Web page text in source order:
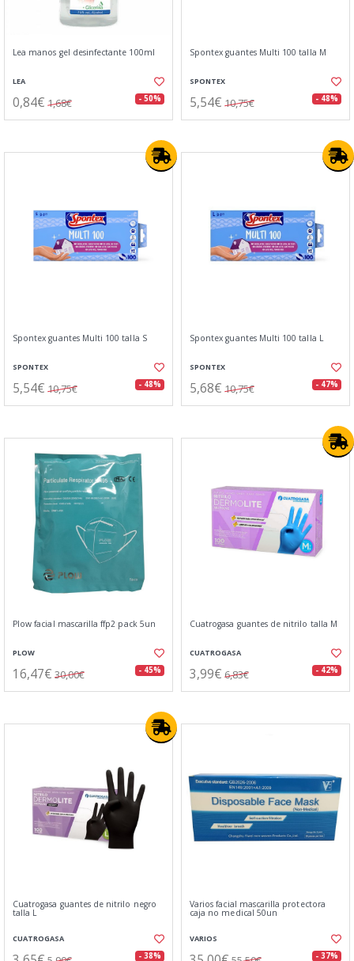
Lea manos gel desinfectante 100ml
LEA
0,84€ 1,68€ - 50%
Spontex guantes Multi 100 talla M
SPONTEX
5,54€ 10,75€ - 48%
Spontex guantes Multi 100 talla S
SPONTEX
5,54€ 10,75€ - 48%
Spontex guantes Multi 100 talla L
SPONTEX
5,68€ 10,75€ - 47%
Plow facial mascarilla ffp2 pack 5un
PLOW
16,47€ 30,00€ - 45%
Cuatrogasa guantes de nitrilo talla M
CUATROGASA
3,99€ 6,83€ - 42%
Cuatrogasa guantes de nitrilo negro
talla L
CUATROGASA
- 38%
Varios facial mascarilla protectora
caja no medical 50un
VARIOS
- 37%